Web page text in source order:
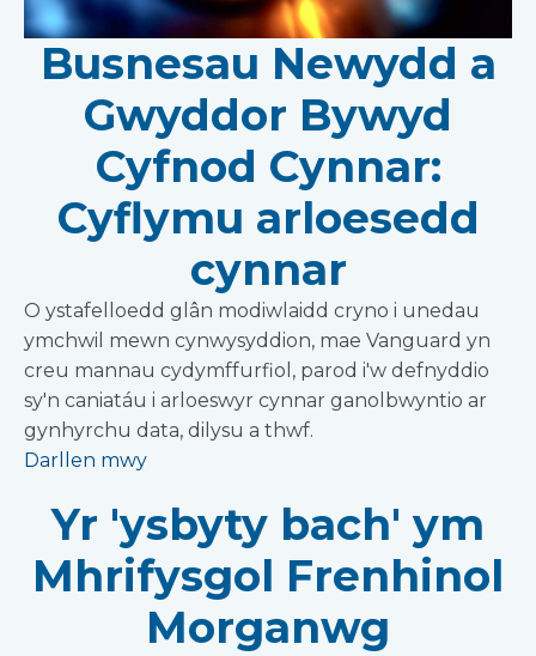
Busnesau Newydd a
Gwyddor Bywyd
Cyfnod Cynnar:
Cyflymu arloesedd
cynnar
O ystafelloedd glân modiwlaidd cryno i unedau
ymchwil mewn cynwysyddion, mae Vanguard yn
creu mannau cydymffurfiol, parod i'w defnyddio
sy'n caniatáu i arloeswyr cynnar ganolbwyntio ar
gynhyrchu data, dilysu a thwf.
Darllen mwy
Yr 'ysbyty bach' ym
Mhrifysgol Frenhinol
Morganwg